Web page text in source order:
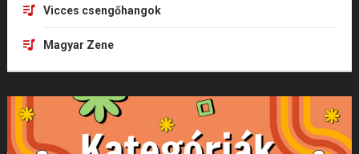
Vicces csengőhangok
Magyar Zene